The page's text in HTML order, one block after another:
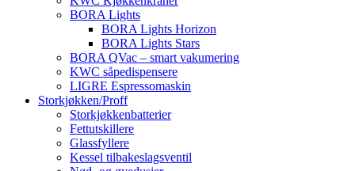
BORA Lights
BORA Lights Horizon
BORA Lights Stars
BORA QVac – smart vakumering
KWC såpedispensere
LIGRE Espressomaskin
Storkjøkken/Proff
Storkjøkkenbatterier
Fettutskillere
Glassfyllere
Kessel tilbakeslagsventil